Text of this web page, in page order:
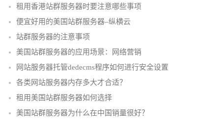
租用香港站群服务器时要注意哪些事项
便宜好用的美国站群服务器–纵横云
站群服务器的注意事项
美国站群服务器的应用场景：网络营销
网站服务器托管dedecms程序如何进行安全设置
各类网站服务器内存多大才合适？
租用美国站群服务器如何选择
美国站群服务器为什么在中国销量很好？